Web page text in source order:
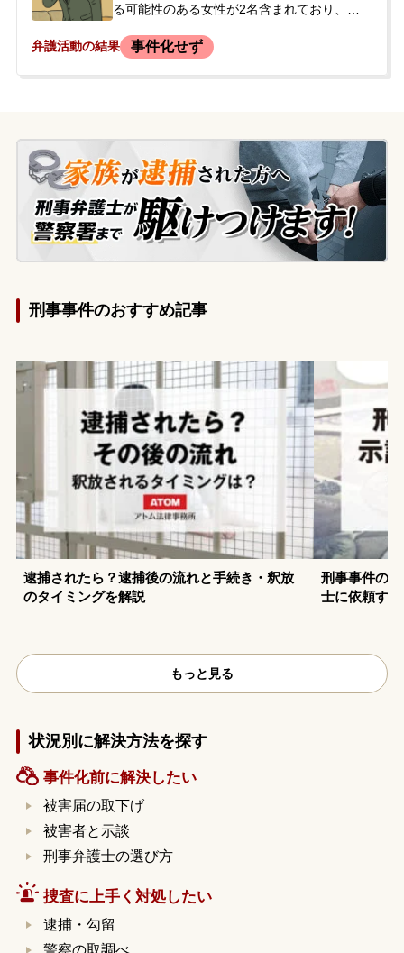
る可能性のある女性が2名含まれており、1
な行為を行い、動画も撮影していたとのこ
されているのではないかと強い不安を抱く
ようになりました。そのため今後の社会生
活に及ぼす影響への懸念と、家族への対応
について相談したいとのことで、当事務所
に来所されました。
弁護活動の結果 事件化せず
刑事事件のおすすめ記事
逮捕されたら？逮捕後の流れと手続き・釈放
のタイミングを解説
刑事事件の
士に依頼す
もっと見る
状況別に解決方法を探す
事件化前に解決したい
被害届の取下げ
被害者と示談
刑事弁護士の選び方
捜査に上手く対処したい
逮捕・勾留
警察の取調べ